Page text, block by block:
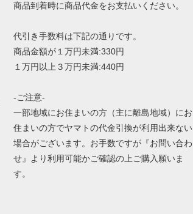
商品到着時に商品代金をお支払いください。
代引き手数料は下記の通りです。
商品金額が１万円未満:330円
１万円以上３万円未満:440円
-ご注意-
一部地域にお住まいの方（主に離島地域）にお
住まいの方でヤマトの代金引換が利用出来ない
場合がございます。お手数ですが『お問い合わ
せ』より利用可能かご確認の上ご購入願いま
す。